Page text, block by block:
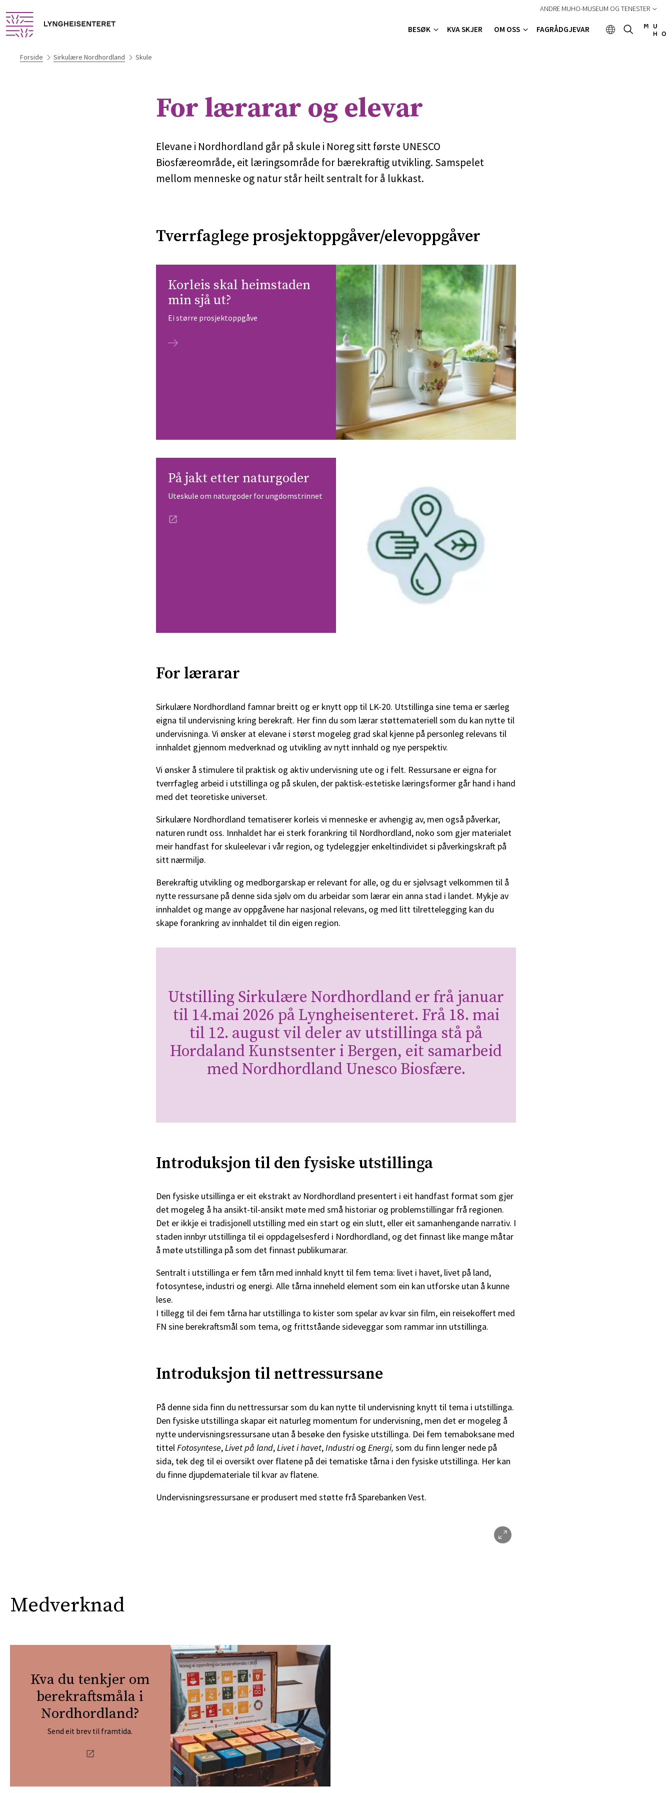
BESØK KVA SKJER OM OSS FAGRÅDGJEVAR
ANDRE MUHO-MUSEUM OG TENESTER
Forside Sirkulære Nordhordland Skule
For lærarar og elevar
Elevane i Nordhordland går på skule i Noreg sitt første UNESCO
Biosfæreområde, eit læringsområde for bærekraftig utvikling. Samspelet
mellom menneske og natur står heilt sentralt for å lukkast.
Tverrfaglege prosjektoppgåver/elevoppgåver
Korleis skal heimstaden
min sjå ut?
Ei større prosjektoppgåve
På jakt etter naturgoder
Uteskule om naturgoder for ungdomstrinnet
For lærarar
Sirkulære Nordhordland famnar breitt og er knytt opp til LK-20. Utstillinga sine tema er særleg
eigna til undervisning kring berekraft. Her finn du som lærar støttemateriell som du kan nytte til
undervisninga. Vi ønsker at elevane i størst mogeleg grad skal kjenne på personleg relevans til
innhaldet gjennom medverknad og utvikling av nytt innhald og nye perspektiv.
Vi ønsker å stimulere til praktisk og aktiv undervisning ute og i felt. Ressursane er eigna for
tverrfagleg arbeid i utstillinga og på skulen, der paktisk-estetiske læringsformer går hand i hand
med det teoretiske universet.
Sirkulære Nordhordland tematiserer korleis vi menneske er avhengig av, men også påverkar,
naturen rundt oss. Innhaldet har ei sterk forankring til Nordhordland, noko som gjer materialet
meir handfast for skuleelevar i vår region, og tydeleggjer enkeltindividet si påverkingskraft på
sitt nærmiljø.
Berekraftig utvikling og medborgarskap er relevant for alle, og du er sjølvsagt velkommen til å
nytte ressursane på denne sida sjølv om du arbeidar som lærar ein anna stad i landet. Mykje av
innhaldet og mange av oppgåvene har nasjonal relevans, og med litt tilrettelegging kan du
skape forankring av innhaldet til din eigen region.
Utstilling Sirkulære Nordhordland er frå januar
til 14.mai 2026 på Lyngheisenteret. Frå 18. mai
til 12. august vil deler av utstillinga stå på
Hordaland Kunstsenter i Bergen, eit samarbeid
med Nordhordland Unesco Biosfære.
Introduksjon til den fysiske utstillinga
Den fysiske utsillinga er eit ekstrakt av Nordhordland presentert i eit handfast format som gjer
det mogeleg å ha ansikt-til-ansikt møte med små historiar og problemstillingar frå regionen.
Det er ikkje ei tradisjonell utstilling med ein start og ein slutt, eller eit samanhengande narrativ. I
staden innbyr utstillinga til ei oppdagelsesferd i Nordhordland, og det finnast like mange måtar
å møte utstillinga på som det finnast publikumarar.
Sentralt i utstillinga er fem tårn med innhald knytt til fem tema: livet i havet, livet på land,
fotosyntese, industri og energi. Alle tårna inneheld element som ein kan utforske utan å kunne
lese.
I tillegg til dei fem tårna har utstillinga to kister som spelar av kvar sin film, ein reisekoffert med
FN sine berekraftsmål som tema, og frittståande sideveggar som rammar inn utstillinga.
Introduksjon til nettressursane
På denne sida finn du nettressursar som du kan nytte til undervisning knytt til tema i utstillinga.
Den fysiske utstillinga skapar eit naturleg momentum for undervisning, men det er mogeleg å
nytte undervisningsressursane utan å besøke den fysiske utstillinga. Dei fem temaboksane med
tittelFotosyntese,Livet på land,Livet i havet,Industriog Energi, som du finn lenger nede på
sida, tek deg til ei oversikt over flatene på dei tematiske tårna i den fysiske utstillinga. Her kan
du finne djupdemateriale til kvar av flatene.
Undervisningsressursane er produsert med støtte frå Sparebanken Vest.
Medverknad
Kva du tenkjer om
berekraftsmåla i
Nordhordland?
Send eit brev til framtida.